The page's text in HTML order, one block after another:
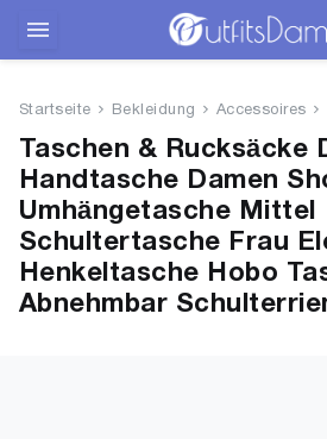
Bekleidung
Wäsche
Schuhe
Accessoires
Startseite Bekleidung Accessoires
Taschen & Rucksäcke
Handtasche Damen
Umhängetasche Mittel
Schultertasche Frau
Henkeltasche Hobo
Abnehmbar